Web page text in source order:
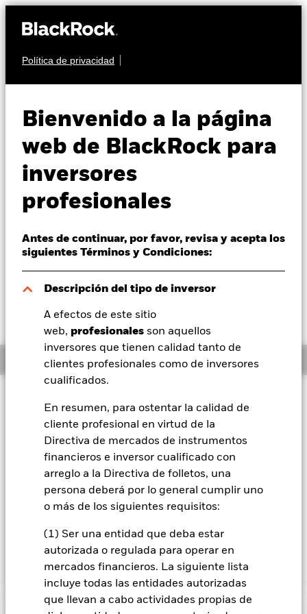
Política de privacidad
Bienvenido a la página
web de BlackRock para
inversores
profesionales
Antes de continuar, por favor, revisa y acepta los
siguientes Términos y Condiciones:
Descripción del tipo de inversor
A efectos de este sitio
web, profesionales son aquellos
inversores que tienen calidad tanto de
clientes profesionales como de inversores
cualificados.
En resumen, para ostentar la calidad de
cliente profesional en virtud de la
Directiva de mercados de instrumentos
financieros e inversor cualificado con
arreglo a la Directiva de folletos, una
persona deberá por lo general cumplir uno
o más de los siguientes requisitos:
(1) Ser una entidad que deba estar
autorizada o regulada para operar en
mercados financieros. La siguiente lista
incluye todas las entidades autorizadas
que llevan a cabo actividades propias de
Perspectivas
Visión de mercado
Educación
Profesionales
España
Change location
BlackRock
iShares
Nuestra compañía
Fund
Valor liquidativo a 06 ago 2026
EUR 24,51
EUR -0,07 (-0,28%)
Información general
El Fondo World Mining pretende maximizar los beneficios
totales. El Fondo invierte globalmente, como mínimo, un
70 % de sus activos globales en acciones ordinarias de
compañías de metales y minería cuya actividad económica
predominante es la producción de metales base y de
minerales industriales como el carbón y el mineral de hierro.
El Fondo también puede ser titular de acciones ordinarias de
compañías cuya actividad económica predominante esté en
otros metales preciosos. El Fondo no posee físicamente oro u
otro metal.